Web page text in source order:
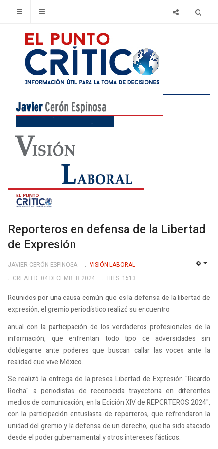
Reporteros en defensa de la Libertad
de Expresión
JAVIER CERÓN ESPINOSA
VISIÓN LABORAL
CREATED: 04 DECEMBER 2024
HITS: 1513
Reunidos por una causa común que es la defensa de la libertad de
expresión, el gremio periodístico realizó su encuentro
anual con la participación de los verdaderos profesionales de la
información, que enfrentan todo tipo de adversidades sin
doblegarse ante poderes que buscan callar las voces ante la
realidad que vive México.
Se realizó la entrega de la presea Libertad de Expresión "Ricardo
Rocha" a periodistas de reconocida trayectoria en diferentes
medios de comunicación, en la Edición XIV de REPORTEROS 2024",
con la participación entusiasta de reporteros, que refrendaron la
unidad del gremio y la defensa de un derecho, que ha sido atacado
desde el poder gubernamental y otros intereses fácticos.